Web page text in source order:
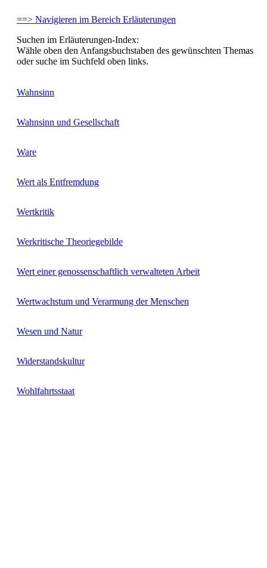
==> Navigieren im Bereich Erläuterungen
Suchen im Erläuterungen-Index:
Wähle oben den Anfangsbuchstaben des gewünschten Themas
oder suche im Suchfeld oben links.
Wahnsinn
Wahnsinn und Gesellschaft
Ware
Wert als Entfremdung
Wertkritik
Werkritische Theoriegebilde
Wert einer genossenschaftlich verwalteten Arbeit
Wertwachstum und Verarmung der Menschen
Wesen und Natur
Widerstandskultur
Wohlfahrtsstaat